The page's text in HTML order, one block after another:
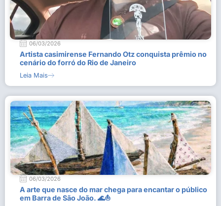
06/03/2026
Artista casimirense Fernando Otz conquista prêmio no
cenário do forró do Rio de Janeiro
Leia Mais
06/03/2026
A arte que nasce do mar chega para encantar o público
em Barra de São João. 🌊⛵